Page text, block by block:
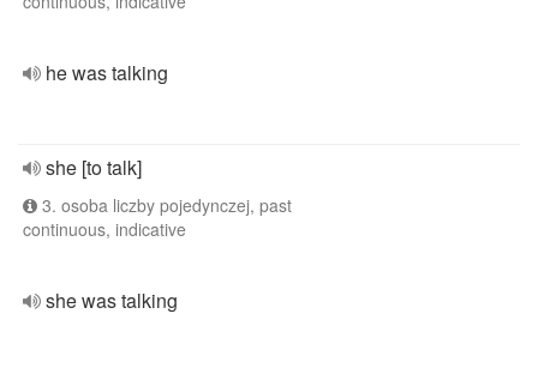
he was talking
she [to talk]
3. osoba liczby pojedynczej, past
continuous, indicative
she was talking